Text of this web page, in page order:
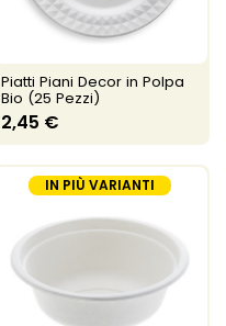
Piatti Piani Decor in Polpa
Bio (25 Pezzi)
2,45 €
IN PIÙ VARIANTI